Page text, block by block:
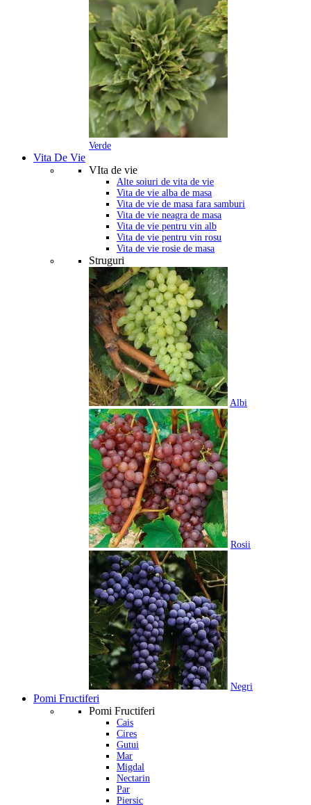
Verde
Vita De Vie
VIta de vie
Alte soiuri de vita de vie
Vita de vie alba de masa
Vita de vie de masa fara samburi
Vita de vie neagra de masa
Vita de vie pentru vin alb
Vita de vie pentru vin rosu
Vita de vie rosie de masa
Struguri
Albi
Rosii
Negri
Pomi Fructiferi
Pomi Fructiferi
Cais
Cires
Gutui
Mar
Migdal
Nectarin
Par
Piersic